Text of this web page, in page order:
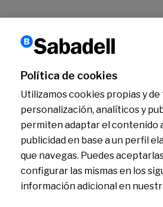
Política de cookies
Utilizamos cookies propias y
personalización, analíticos y
permiten adaptar el contenido
publicidad en base a un perfil
que navegas. Puedes
configurar las mismas en los
información adicional en